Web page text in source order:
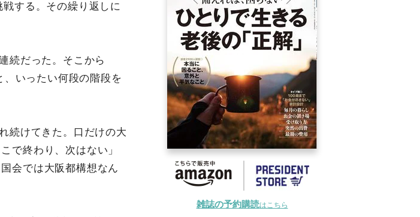
する。その繰り返しに
続だった。そこから
いったい何段の階段を
続けてきた。口だけの大
で終わり、次はない」
会では大阪都構想なん
雑誌の予約購読はこちら